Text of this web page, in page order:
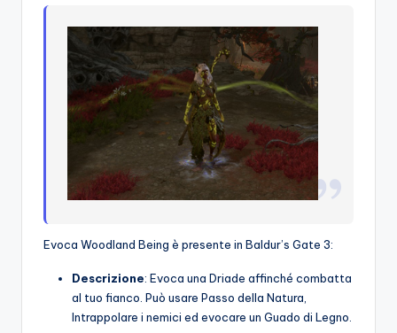
Evoca Woodland Being è presente in Baldur’s Gate 3:
Descrizione: Evoca una Driade affinché combatta
al tuo fianco. Può usare Passo della Natura,
Intrappolare i nemici ed evocare un Guado di Legno.